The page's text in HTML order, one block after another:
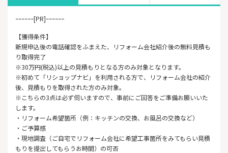
ｰｰｰｰｰｰ[PR]ｰｰｰｰｰｰ
【獲得条件】
新規申込後の電話確認をふまえた、リフォーム会社紹介後の無料見積も
り取得完了
※30万円(税込)以上の見積もりとなる方のみ対象となります。
※初めて「リショップナビ」を利用される方で、リフォーム会社の紹介
後、見積もりを取得された方のみ対象。
※こちらの3点は必ず伺いますので、事前にご回答をご準備お願いいた
します。
・リフォーム希望箇所（例：キッチンの交換、お風呂の交換など）
・ご予算感
・現地調査（ご自宅でリフォーム会社に希望工事箇所をみてもらい見積
もりを提出してもらうお時間）の可否